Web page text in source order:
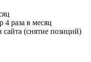
4 раза в месяц
(снятие позиций)